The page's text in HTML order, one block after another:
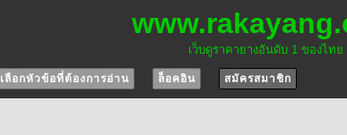
เว็บดูราคายางอันดับ 1 ของไทย
เลือกหัวข้อที่ต้องการอ่าน ล็อคอิน สมัครสมาชิก